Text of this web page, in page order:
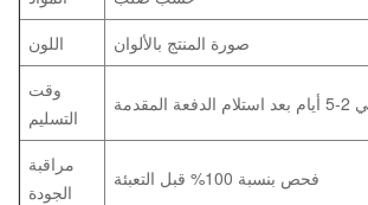
اللون
صورة المنتج بالألوان
وقت
التسليم
المقدمة
مراقبة
الجودة
فحص بنسبة 100% قبل التعبئة